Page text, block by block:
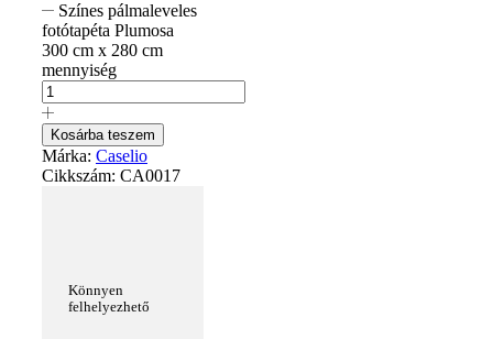
Színes pálmaleveles
fotótapéta Plumosa
300 cm x 280 cm
mennyiség
Kosárba teszem
Márka: Caselio
Cikkszám: CA0017
Könnyen
felhelyezhető